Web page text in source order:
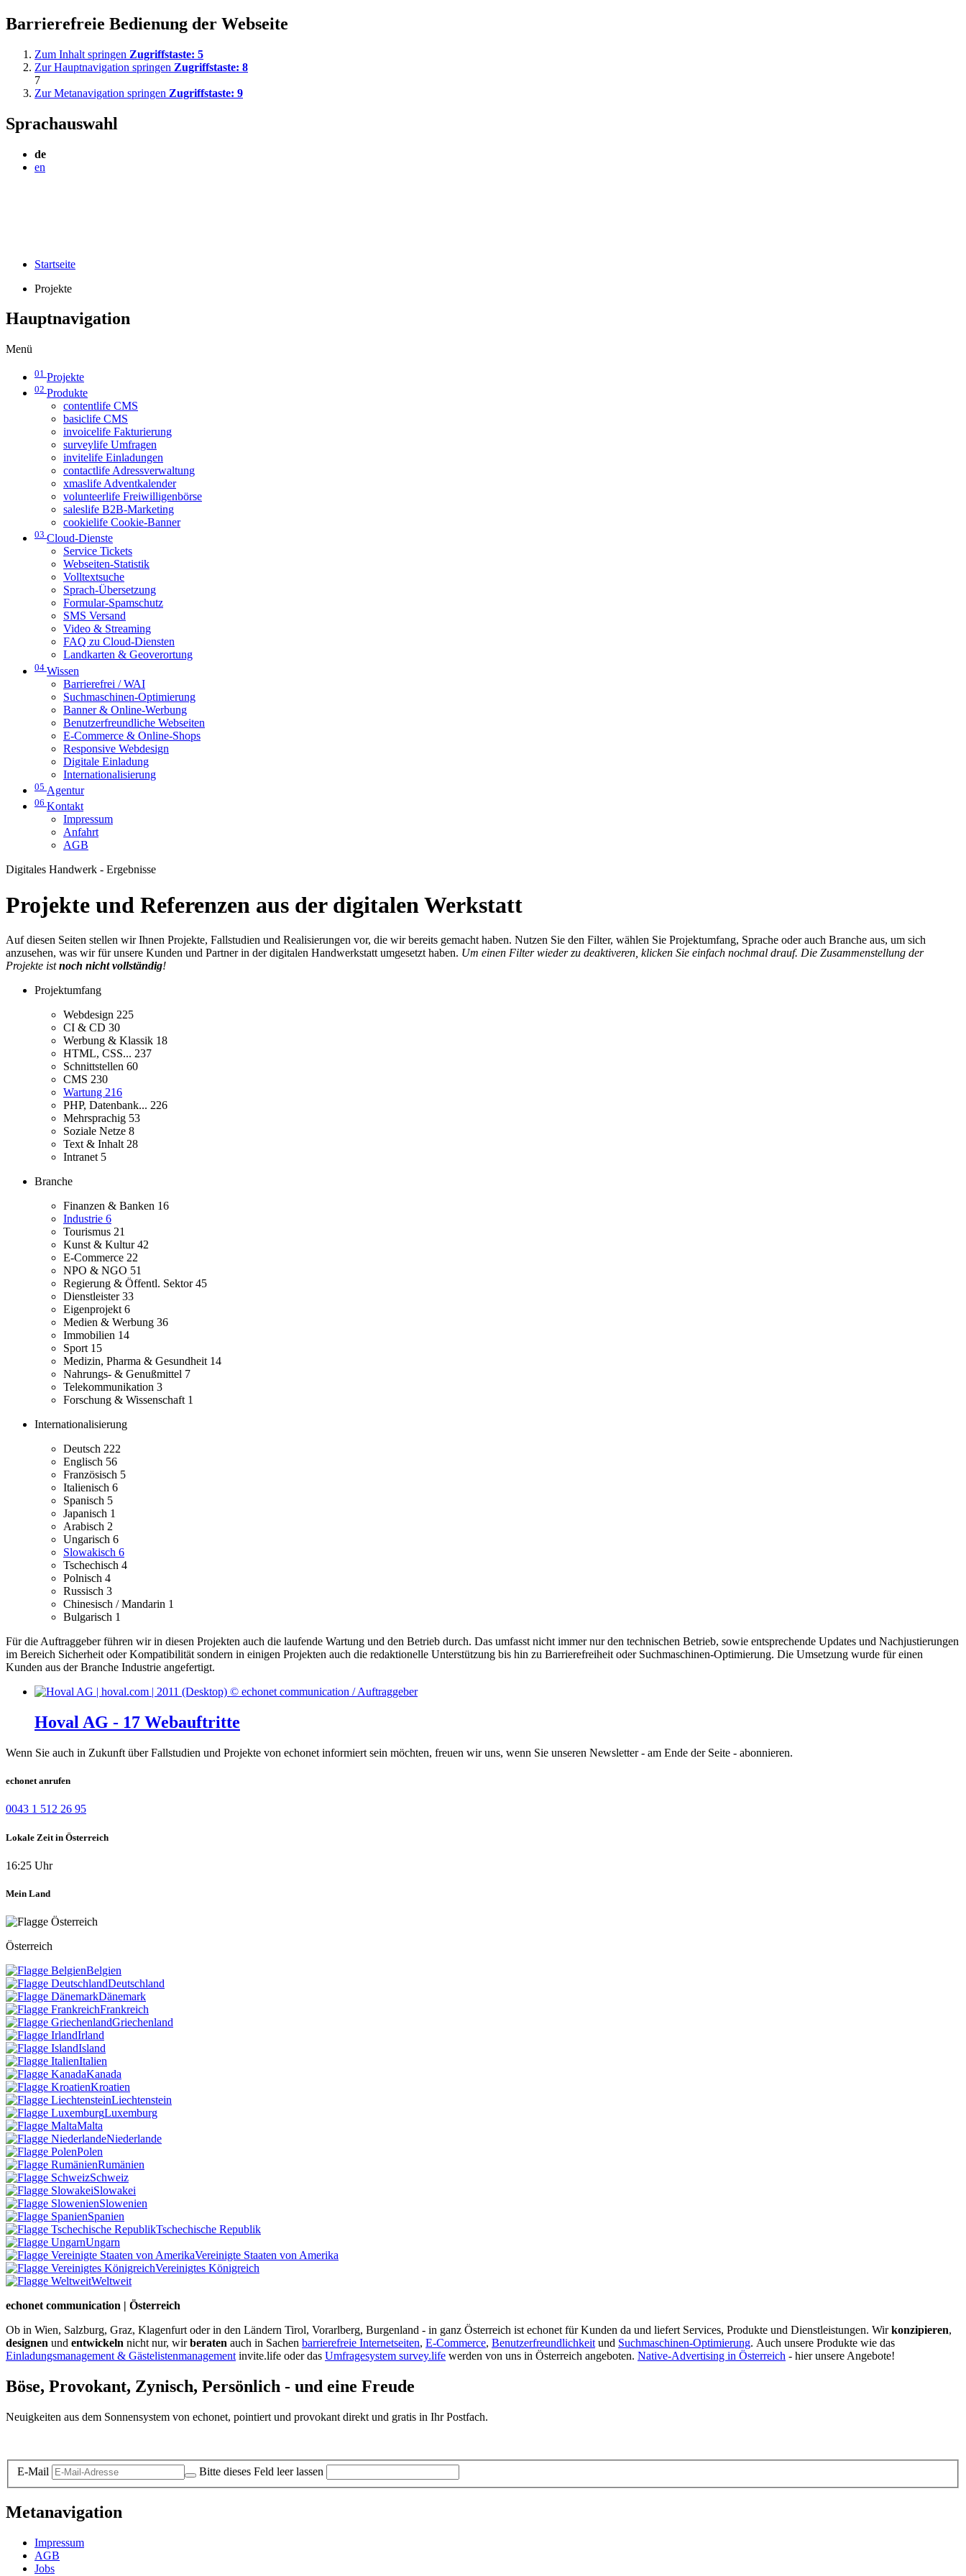
Barrierefreie Bedienung der Webseite
Zum Inhalt springen Zugriffstaste: 5
Zur Hauptnavigation springen Zugriffstaste: 8
7
Zur Metanavigation springen Zugriffstaste: 9
Sprachauswahl
de
en
Startseite
Projekte
Hauptnavigation
Menü
01 Projekte
02 Produkte
contentlife CMS
basiclife CMS
invoicelife Fakturierung
surveylife Umfragen
invitelife Einladungen
contactlife Adressverwaltung
xmaslife Adventkalender
volunteerlife Freiwilligenbörse
saleslife B2B-Marketing
cookielife Cookie-Banner
03 Cloud-Dienste
Service Tickets
Webseiten-Statistik
Volltextsuche
Sprach-Übersetzung
Formular-Spamschutz
SMS Versand
Video & Streaming
FAQ zu Cloud-Diensten
Landkarten & Geoverortung
04 Wissen
Barrierefrei / WAI
Suchmaschinen-Optimierung
Banner & Online-Werbung
Benutzerfreundliche Webseiten
E-Commerce & Online-Shops
Responsive Webdesign
Digitale Einladung
Internationalisierung
05 Agentur
06 Kontakt
Impressum
Anfahrt
AGB
Digitales Handwerk - Ergebnisse
Projekte und Referenzen aus der digitalen Werkstatt
Auf diesen Seiten stellen wir Ihnen Projekte, Fallstudien und Realisierungen vor, die wir bereits gemacht haben. Nutzen Sie den Filter, wählen Sie Projektumfang, Sprache oder auch Branche aus, um sich
anzusehen, was wir für unsere Kunden und Partner in der digitalen Handwerkstatt umgesetzt haben. Um einen Filter wieder zu deaktiveren, klicken Sie einfach nochmal drauf. Die Zusammenstellung der
Projekte istnoch nicht vollständig!
Projektumfang
Webdesign 225
CI & CD 30
Werbung & Klassik 18
HTML, CSS... 237
Schnittstellen 60
CMS 230
Wartung 216
PHP, Datenbank... 226
Mehrsprachig 53
Soziale Netze 8
Text & Inhalt 28
Intranet 5
Branche
Finanzen & Banken 16
Industrie 6
Tourismus 21
Kunst & Kultur42
E-Commerce 22
NPO & NGO 51
Regierung & Öffentl. Sektor45
Dienstleister33
Eigenprojekt 6
Medien & Werbung 36
Immobilien 14
Sport 15
Medizin, Pharma & Gesundheit 14
Nahrungs- & Genußmittel 7
Telekommunikation 3
Forschung & Wissenschaft 1
Internationalisierung
Deutsch 222
Englisch 56
Französisch 5
Italienisch 6
Spanisch 5
Japanisch 1
Arabisch 2
Ungarisch 6
Slowakisch 6
Tschechisch 4
Polnisch 4
Russisch 3
Chinesisch / Mandarin 1
Bulgarisch 1
Für die Auftraggeber führen wir in diesen Projekten auch die laufende Wartung und den Betrieb durch. Das umfasst nicht immer nur den technischen Betrieb, sowie entsprechende Updates und Nachjustierungen
im Bereich Sicherheit oder Kompatibilität sondern in einigen Projekten auch die redaktionelle Unterstützung bis hin zu Barrierefreiheit oder Suchmaschinen-Optimierung. Die Umsetzung wurde für einen
Kunden aus der Branche Industrie angefertigt.
Hoval AG - 17 Webauftritte
Wenn Sie auch in Zukunft über Fallstudien und Projekte von echonet informiert sein möchten, freuen wir uns, wenn Sie unseren Newsletter - am Ende der Seite - abonnieren.
echonet anrufen
0043 1 512 26 95
Lokale Zeit in Österreich
16:25 Uhr
Mein Land
Österreich
Belgien
Deutschland
Dänemark
Frankreich
Griechenland
Irland
Island
Italien
Kanada
Kroatien
Liechtenstein
Luxemburg
Malta
Niederlande
Polen
Rumänien
Schweiz
Slowakei
Slowenien
Spanien
Tschechische Republik
Ungarn
Vereinigte Staaten von Amerika
Vereinigtes Königreich
Weltweit
echonet communication | Österreich
Ob in Wien, Salzburg, Graz, Klagenfurt oder in den Ländern Tirol, Vorarlberg, Burgenland - in ganz Österreich ist echonet für Kunden da und liefert Services, Produkte und Dienstleistungen. Wirkonzipieren,
designen und entwickeln nicht nur, wirberaten auch in Sachen barrierefreie Internetseiten, E-Commerce, Benutzerfreundlichkeit und Suchmaschinen-Optimierung. Auch unsere Produkte wie das
Einladungsmanagement & Gästelistenmanagement invite.life oder das Umfragesystem survey.life werden von uns in Österreich angeboten. Native-Advertising in Österreich - hier unsere Angebote!
Böse, Provokant, Zynisch, Persönlich - und eine Freude
Neuigkeiten aus dem Sonnensystem von echonet, pointiert und provokant direkt und gratis in Ihr Postfach.
E-Mail Bitte dieses Feld leer lassen
Metanavigation
Impressum
AGB
Jobs